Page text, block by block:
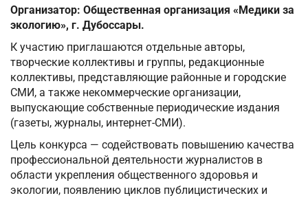
Организатор: Общественная организация «Медики за
экологию», г. Дубоссары.
К участию приглашаются отдельные авторы,
творческие коллективы и группы, редакционные
коллективы, представляющие районные и городские
СМИ, а также некоммерческие организации,
выпускающие собственные периодические издания
(газеты, журналы, интернет-СМИ).
Цель конкурса — содействовать повышению качества
профессиональной деятельности журналистов в
области укрепления общественного здоровья и
экологии, появлению циклов публицистических и